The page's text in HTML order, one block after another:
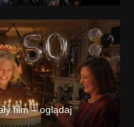
film – oglądaj